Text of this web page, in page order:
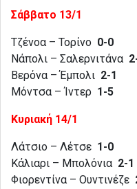
Σάββατο 13/1
Τζένοα – Τορίνο 0-0
Νάπολι – Σαλερνιτάνα
Βερόνα – Έμπολι 2-1
Μόντσα – Ίντερ 1-5
Κυριακή 14/1
Λάτσιο – Λέτσε 1-0
Κάλιαρι – Μπολόνια 2-1
Φιορεντίνα – Ουντινέζε